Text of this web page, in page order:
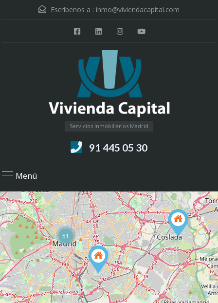
Escríbenos a : inmo@viviendacapital.com
Servicios Inmobiliarios Madrid
91 445 05 30
Menú
51